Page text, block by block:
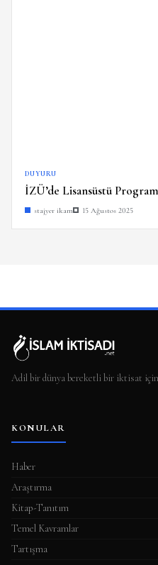
DUYURU
İZÜ’de Lisansüstü
stajyer ikam 15 Ağustos 2025
Adil bir dünya bereketli bir iktisat
KONULAR
Haber
Araştırma
Kitap-Tanıtım
Temel Kavramlar
Tartışma